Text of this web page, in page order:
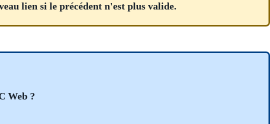
lien si le précédent n'est plus valide.
Web ?